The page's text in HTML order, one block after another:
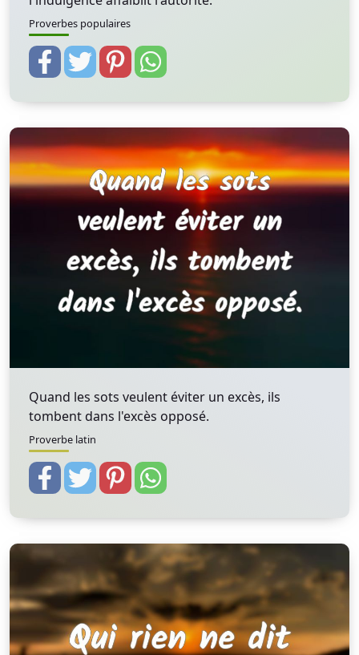
Proverbes populaires
Quand les sots veulent éviter un excès, ils
tombent dans l'excès opposé.
Proverbe latin